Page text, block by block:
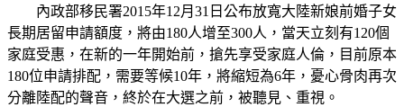
內政部移民署2015年12月31日公布放寬大陸新娘前婚子女
長期居留申請額度，將由180人增至300人，當天立刻有120個
家庭受惠，在新的一年開始前，搶先享受家庭人倫，目前原本
180位申請排配，需要等候10年，將縮短為6年，憂心骨肉再次
分離陸配的聲音，終於在大選之前，被聽見、重視。